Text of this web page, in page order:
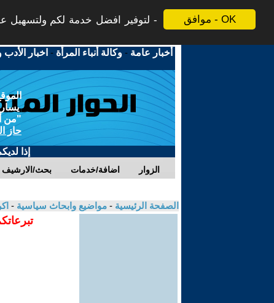
موافق - OK
لتوفير افضل خدمة لكم ولتسهيل
أخبار عامة -وكالة أنباء المرأة - اخبار الأدب
"من
حاز
إذا
بحث/الارشيف اضافة/خدمات الزوار
الصفحة الرئيسية - مواضيع وابحاث سياسية -